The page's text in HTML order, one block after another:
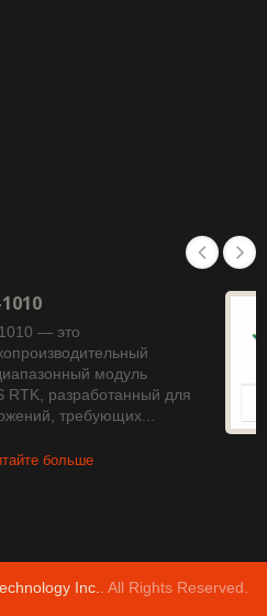
— это
модуль
RTK, разработанный для
требующих...
больше
Inc.. All Rights Reserved.